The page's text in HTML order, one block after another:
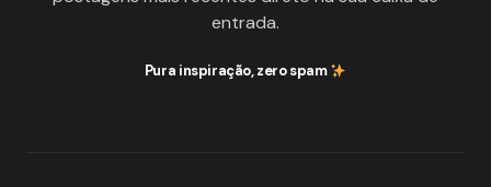
entrada.
Pura inspiração, zero spam